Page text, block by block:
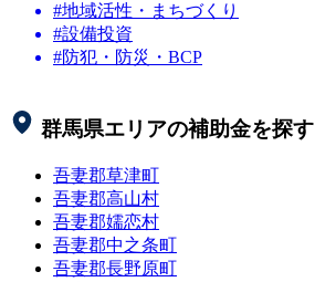
#地域活性・まちづくり
#設備投資
#防犯・防災・BCP
群馬県エリアの補助金を探す
吾妻郡草津町
吾妻郡高山村
吾妻郡嬬恋村
吾妻郡中之条町
吾妻郡長野原町